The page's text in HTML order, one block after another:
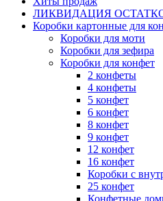
ЛИКВИДАЦИЯ
Коробки картонные для
Коробки для моти
Коробки для зефира
Коробки для конфет
2 конфеты
4 конфеты
5 конфет
6 конфет
8 конфет
9 конфет
12 конфет
16 конфет
Коробки с
25 конфет
Конфетные